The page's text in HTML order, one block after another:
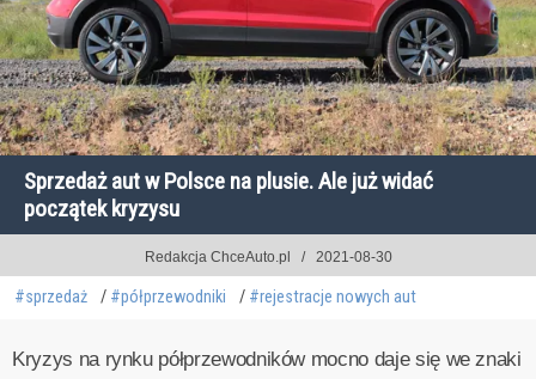
Sprzedaż aut w Polsce na plusie. Ale już widać
początek kryzysu
Redakcja ChceAuto.pl 2021-08-30
#sprzedaż #półprzewodniki #rejestracje nowych aut
Kryzys na rynku półprzewodników mocno daje się we znaki